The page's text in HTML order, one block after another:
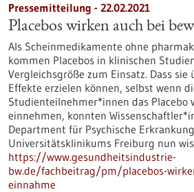
Pressemitteilung - 22.02.2021
Placebos wirken auch bei
Als Scheinmedikamente ohne
kommen Placebos in klinischen
Vergleichsgröße zum Einsatz. Dass sie
Effekte erzielen können, selbst wenn
Studienteilnehmer*innen das Placebo
einnehmen, konnten
Department für Psychische
Universitätsklinikums Freiburg nun
https://www.gesundheitsindustrie-
bw.de/fachbeitrag/pm/placebos-
einnahme